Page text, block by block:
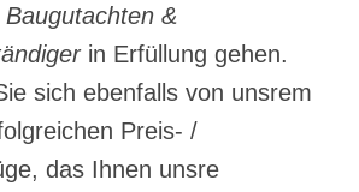
&
in Erfüllung gehen.
sich ebenfalls von unsrem
Preis- /
das Ihnen unsre